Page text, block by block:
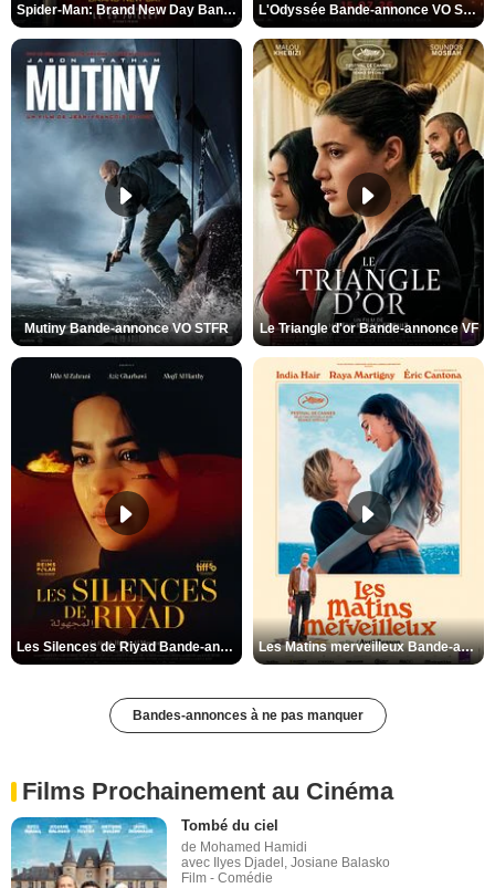
Spider-Man: Brand New Day Bande-annonce VO STFR L'Odyssée Bande-annonce VO STFR
Mutiny Bande-annonce VO STFR Le Triangle d'or Bande-annonce VF
Les Silences de Riyad Bande-annonce VO STFR Les Matins merveilleux Bande-annonce VF
Bandes-annonces à ne pas manquer
Films Prochainement au Cinéma
Tombé du ciel
de Mohamed Hamidi
avec Ilyes Djadel, Josiane Balasko
Film - Comédie